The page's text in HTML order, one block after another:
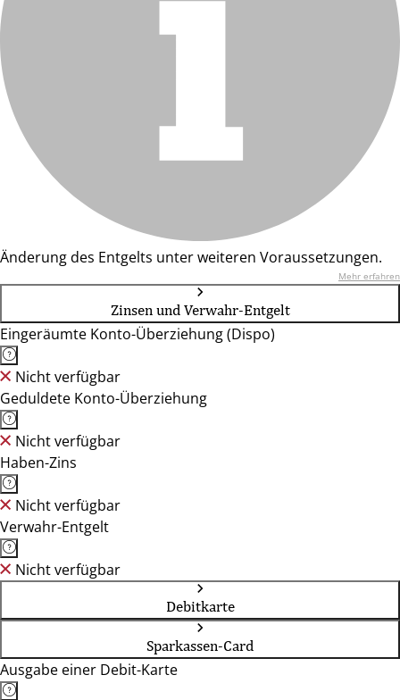
Änderung des Entgelts unter weiteren Voraussetzungen.
Mehr erfahren
Zinsen und Verwahr-Entgelt
Eingeräumte Konto-Überziehung (Dispo)
Nicht verfügbar
Geduldete Konto-Überziehung
Nicht verfügbar
Haben-Zins
Nicht verfügbar
Verwahr-Entgelt
Nicht verfügbar
Debitkarte
Sparkassen-Card
Ausgabe einer Debit-Karte